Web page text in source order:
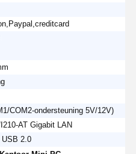
COM2-ondersteuning 5V/12V)
AT Gigabit LAN
2.0